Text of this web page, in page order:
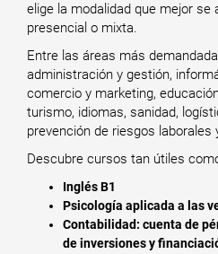
elige la modalidad que mejor se
presencial o mixta.
Entre las áreas más
administración y gestión,
comercio y marketing,
turismo, idiomas, sanidad,
prevención de riesgos laborales
Descubre cursos tan útiles
Inglés B1
Psicología aplicada a las
Contabilidad: cuenta de
de inversiones y